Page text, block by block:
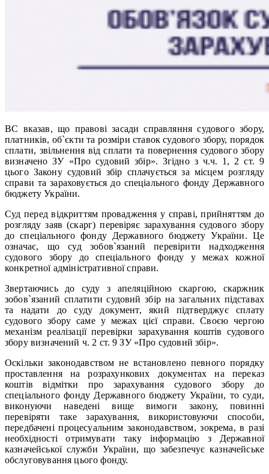
ВС вказав, що правові засади справляння судового збору,
платників, об`єкти та розміри ставок судового збору, порядок
сплати, звільнення від сплати та повернення судового збору
визначено ЗУ «Про судовий збір». Згідно з ч.ч. 1, 2 ст. 9
цього Закону судовий збір сплачується за місцем розгляду
справи та зараховується до спеціального фонду Державного
бюджету України.
Суд перед відкриттям провадження у справі, прийняттям до
розгляду заяв (скарг) перевіряє зарахування судового збору
до спеціального фонду Державного бюджету України. Це
означає, що суд зобов`язаний перевірити надходження
судового збору до спеціального фонду у межах кожної
конкретної адміністративної справи.
Звертаючись до суду з апеляційною скаргою, скаржник
зобов`язаний сплатити судовий збір на загальних підставах
та надати до суду документ, який підтверджує сплату
судового збору саме у межах цієї справи. Своєю чергою
механізм реалізації перевірки зарахування коштів судового
збору визначений ч. 2 ст. 9 ЗУ «Про судовий збір».
Оскільки законодавством не встановлено певного порядку
проставлення на розрахункових документах на переказ
коштів відмітки про зарахування судового збору до
спеціального фонду Державного бюджету України, то суди,
виконуючи наведені вище вимоги закону, повинні
перевіряти таке зарахування, використовуючи способи,
передбачені процесуальним законодавством, зокрема, в разі
необхідності отримувати таку інформацію з Державної
казначейської служби України, що забезпечує казначейське
обслуговування цього фонду.